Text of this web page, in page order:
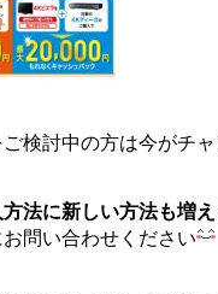
検討中の方は今がチ
法に新しい方法も増
問い合わせください